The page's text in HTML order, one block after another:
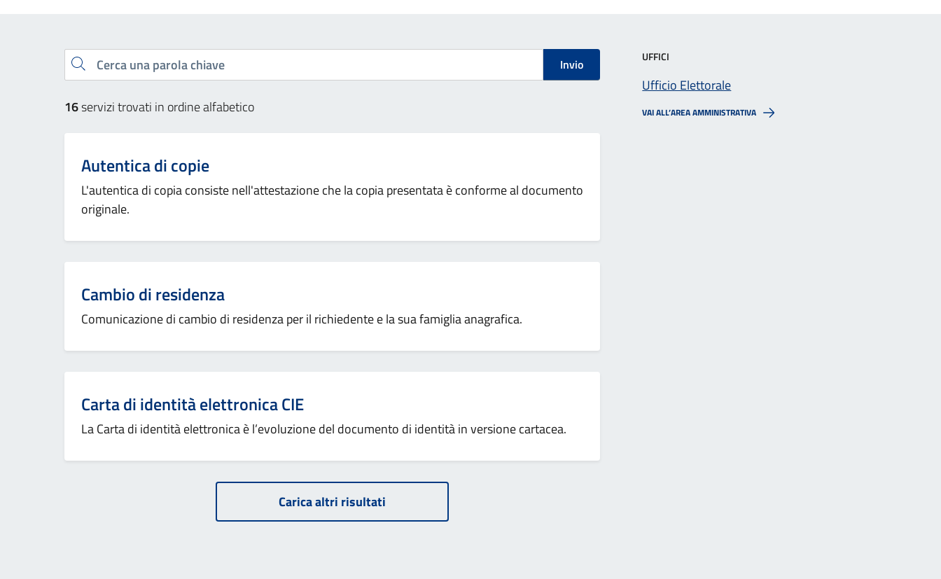
Cerca una parola chiave Invio
16servizi trovati in ordine alfabetico
Autentica di copie
L'autentica di copia consiste nell'attestazione che la copia presentata è conforme al documento
originale.
Cambio di residenza
Comunicazione di cambio di residenza per il richiedente e la sua famiglia anagrafica.
Carta di identità elettronica CIE
La Carta di identità elettronica è l’evoluzione del documento di identità in versione cartacea.
Carica altri risultati
UFFICI
Ufficio Elettorale
VAI ALL’AREA AMMINISTRATIVA